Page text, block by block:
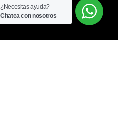
¿Necesitas ayuda?
Chatea con nosotros